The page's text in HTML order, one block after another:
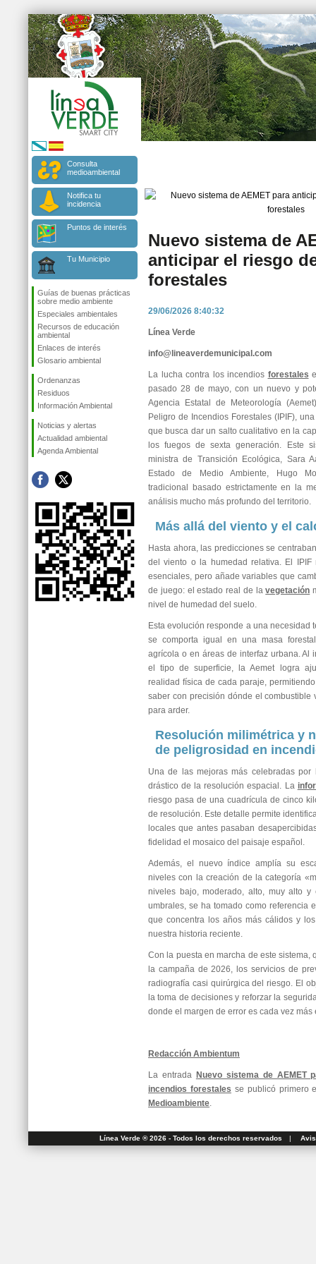
Consulta
medioambiental
Notifica tu
incidencia
Puntos de interés
Tu Municipio
Guías de buenas prácticas
sobre medio ambiente
Especiales ambientales
Recursos de educación
ambiental
Enlaces de interés
Glosario ambiental
Ordenanzas
Residuos
Información Ambiental
Noticias y alertas
Actualidad ambiental
Agenda Ambiental
Nuevo sistema de
anticipar el riesgo
forestales
29/06/2026 8:40:32
Línea Verde
info@lineaverdemunicipal.com
La lucha contra los incendios forestales
pasado 28 de mayo, con un nuevo y
Agencia Estatal de Meteorología
Peligro de Incendios Forestales (IPIF),
que busca dar un salto cualitativo en la
los fuegos de sexta generación. Este
ministra de Transición Ecológica, Sara
Estado de Medio Ambiente, Hugo
tradicional basado estrictamente en la
análisis mucho más profundo del territorio.
Más allá del viento y el
Hasta ahora, las predicciones se
del viento o la humedad relativa. El IPIF
esenciales, pero añade variables que
de juego: el estado real de lavegetación
nivel de humedad del suelo.
Esta evolución responde a una necesidad
se comporta igual en una masa
agrícola o en áreas de interfaz urbana. Al
el tipo de superficie, la Aemet logra
realidad física de cada paraje,
saber con precisión dónde el combustible
para arder.
Resolución milimétrica y
de peligrosidad en
Una de las mejoras más celebradas por
drástico de la resolución espacial. La
riesgo pasa de una cuadrícula de cinco
de resolución. Este detalle permite
locales que antes pasaban
fidelidad el mosaico del paisaje español.
Además, el nuevo índice amplía su
niveles con la creación de la categoría
niveles bajo, moderado, alto, muy alto y
umbrales, se ha tomado como referencia
que concentra los años más cálidos y
nuestra historia reciente.
Con la puesta en marcha de este sistema,
la campaña de 2026, los servicios de
radiografía casi quirúrgica del riesgo. El
la toma de decisiones y reforzar la
donde el margen de error es cada vez más
Redacción Ambientum
La entrada Nuevo sistema de AEMET
incendios forestales se publicó primero
Medioambiente.
Línea Verde ® 2026 - Todos los derechos reservados |